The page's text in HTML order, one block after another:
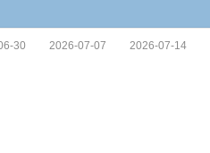
2026-07-14
2026-07-07
30